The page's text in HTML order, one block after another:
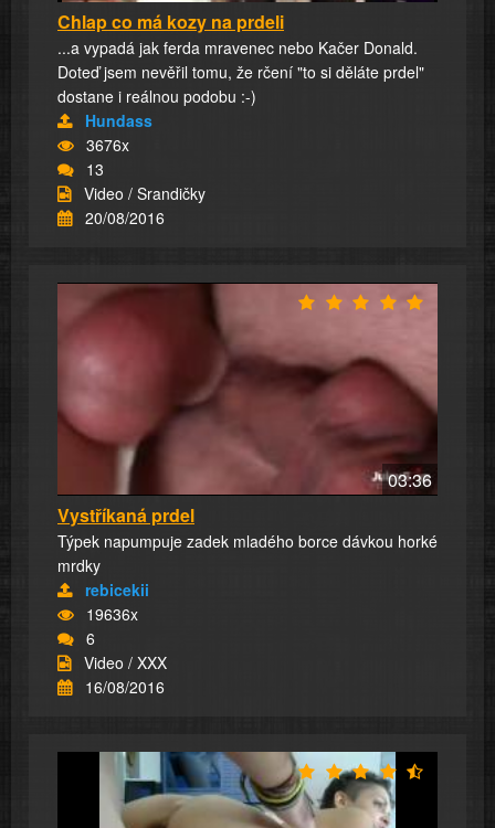
Chlap co má kozy na prdeli
...a vypadá jak ferda mravenec nebo Kačer Donald.
Doteď jsem nevěřil tomu, že rčení "to si děláte prdel"
dostane i reálnou podobu :-)
Hundass
3676x
13
Video / Srandičky
20/08/2016
03:36
Vystříkaná prdel
Týpek napumpuje zadek mladého borce dávkou horké
mrdky
rebicekii
19636x
6
Video / XXX
16/08/2016